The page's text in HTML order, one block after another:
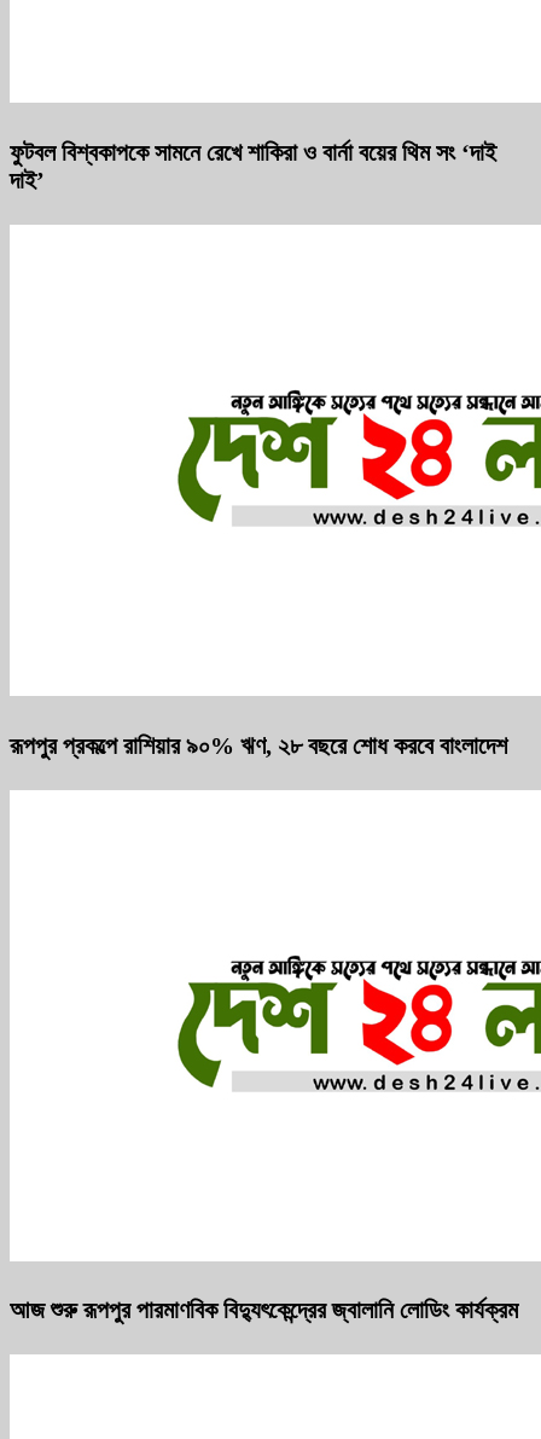
ফুটবল বিশ্বকাপকে সামনে রেখে শাকিরা ও বার্না বয়ের থিম সং ‘দাই
দাই’
রূপপুর প্রকল্পে রাশিয়ার ৯০% ঋণ, ২৮ বছরে শোধ করবে বাংলাদেশ
আজ শুরু রূপপুর পারমাণবিক বিদ্যুৎকেন্দ্রের জ্বালানি লোডিং কার্যক্রম